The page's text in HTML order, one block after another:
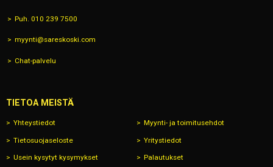
Puh. 010 239 7500
myynti@sareskoski.com
Chat-palvelu
TIETOA MEISTÄ
Yhteystiedot Myynti- ja toimitusehdot
Tietosuojaseloste Yritystiedot
Usein kysytyt kysymykset Palautukset